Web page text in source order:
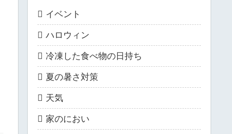
イベント
ハロウィン
冷凍した食べ物の日持ち
夏の暑さ対策
天気
家のにおい